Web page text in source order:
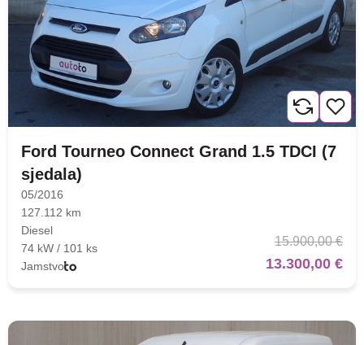
Ford Tourneo Connect Grand 1.5 TDCI (7
sjedala)
05/2016
127.112 km
Diesel
74 kW / 101 ks
Jamstvo
15.900,00 €
13.300,00 €